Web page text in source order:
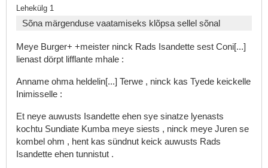
Lehekülg 1
Sõna märgenduse vaatamiseks klõpsa sellel sõnal
Meye Burger+ +meister ninck Rads Isandette sest Coni[...]
lienast dörpt lifflante mhale :
Anname ohma heldelin[...] Terwe , ninck kas Tyede keickelle
Inimisselle :
Et neye auwusts Isandette ehen sye sinatze lyenasts
kochtu Sundiate Kumba meye siests , ninck meye Juren se
kombel ohm , hent kas sündnut keick auwusts Rads
Isandette ehen tunnistut .